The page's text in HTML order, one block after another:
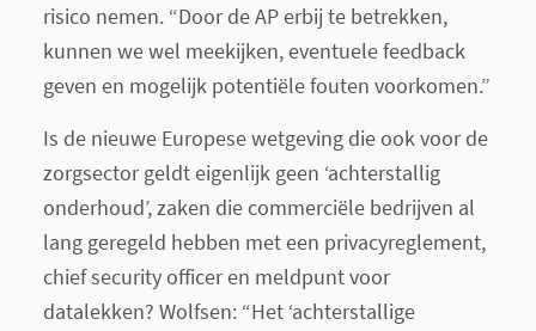
risico nemen. “Door de AP erbij te betrekken,
kunnen we wel meekijken, eventuele feedback
geven en mogelijk potentiële fouten voorkomen.”
Is de nieuwe Europese wetgeving die ook voor de
zorgsector geldt eigenlijk geen ‘achterstallig
onderhoud’, zaken die commerciële bedrijven al
lang geregeld hebben met een privacyreglement,
chief security officer en meldpunt voor
datalekken? Wolfsen: “Het ‘achterstallige